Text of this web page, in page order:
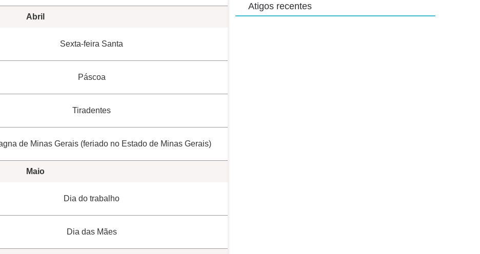
Abril
Sexta-feira Santa
Páscoa
Tiradentes
de Minas Gerais (feriado no Estado de Minas Gerais)
Maio
Dia do trabalho
Dia das Mães
Atigos recentes